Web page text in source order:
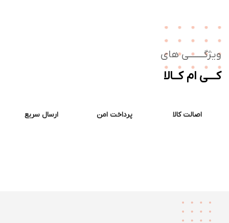
های
ام کــالا
اصالت کالا پرداخت امن ارسال سریع